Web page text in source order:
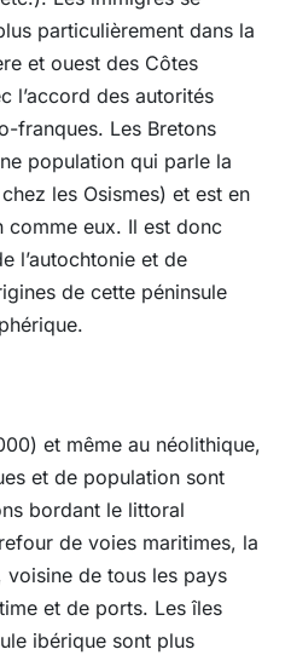
particulièrement dans la
et ouest des Côtes
l’accord des autorités
franques. Les Bretons
population qui parle la
les Osismes) et est en
comme eux. Il est donc
l’autochtonie et de
de cette péninsule
et même au néolithique,
et de population sont
bordant le littoral
de voies maritimes, la
voisine de tous les pays
et de ports. Les îles
ibérique sont plus